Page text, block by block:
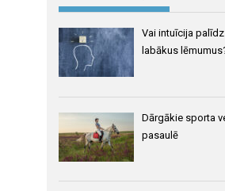
Vai intuīcija
labākus
Dārgākie sporta
pasaulē